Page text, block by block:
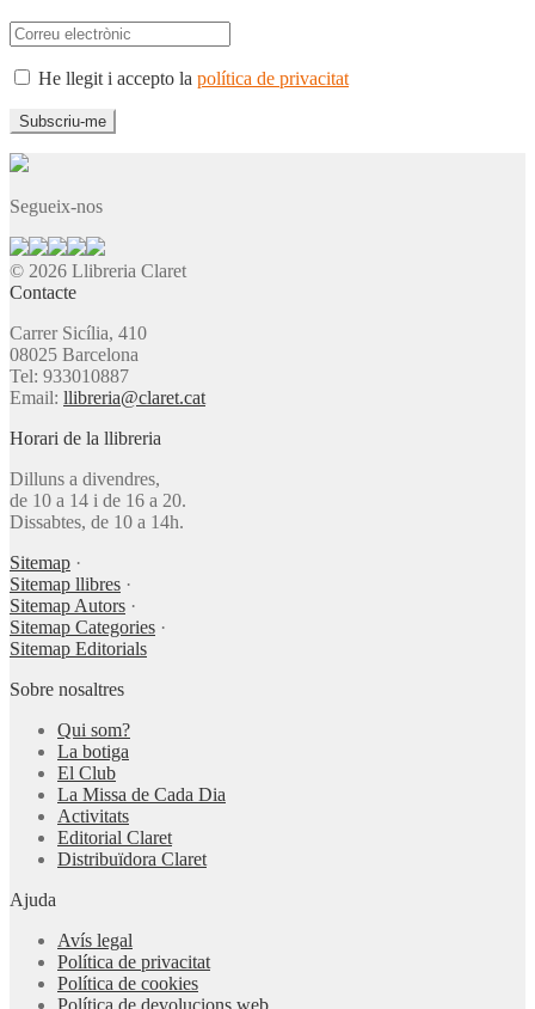
He llegit i accepto la política de privacitat
Segueix-nos
© 2026 Llibreria Claret
Contacte
Carrer Sicília, 410
08025 Barcelona
Tel: 933010887
Email: llibreria@claret.cat
Horari de la llibreria
Dilluns a divendres,
de 10 a 14 i de 16 a 20.
Dissabtes, de 10 a 14h.
Sitemap ·
Sitemap llibres ·
Sitemap Autors ·
Sitemap Categories ·
Sitemap Editorials
Sobre nosaltres
Qui som?
La botiga
El Club
La Missa de Cada Dia
Activitats
Editorial Claret
Distribuïdora Claret
Ajuda
Avís legal
Política de privacitat
Política de cookies